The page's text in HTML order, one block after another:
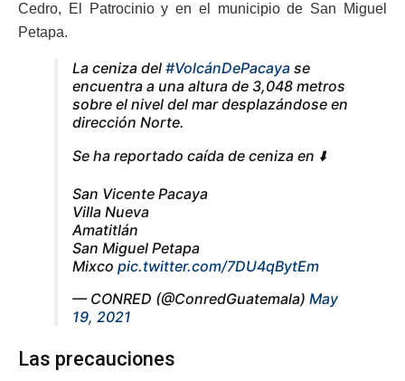
Cedro, El Patrocinio y en el municipio de San Miguel
Petapa.
La ceniza del #VolcánDePacaya se
encuentra a una altura de 3,048 metros
sobre el nivel del mar desplazándose en
dirección Norte.
Se ha reportado caída de ceniza en ⬇️
San Vicente Pacaya
Villa Nueva
Amatitlán
San Miguel Petapa
Mixco pic.twitter.com/7DU4qBytEm
— CONRED (@ConredGuatemala) May
19, 2021
Las precauciones